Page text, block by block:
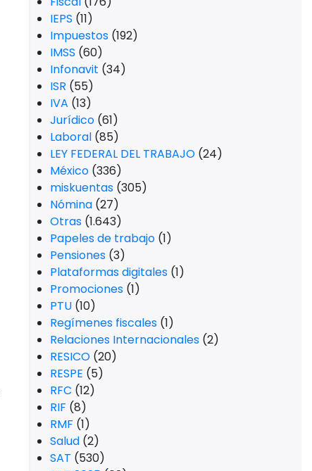
IEPS (11)
Impuestos (192)
IMSS (60)
Infonavit (34)
ISR (55)
IVA (13)
Jurídico (61)
Laboral (85)
LEY FEDERAL DEL TRABAJO (24)
México (336)
miskuentas (305)
Nómina (27)
Otras (1.643)
Papeles de trabajo (1)
Pensiones (3)
Plataformas digitales (1)
Promociones (1)
PTU (10)
Regímenes fiscales (1)
Relaciones Internacionales (2)
RESICO (20)
RESPE (5)
RFC (12)
RIF (8)
RMF (1)
Salud (2)
SAT (530)